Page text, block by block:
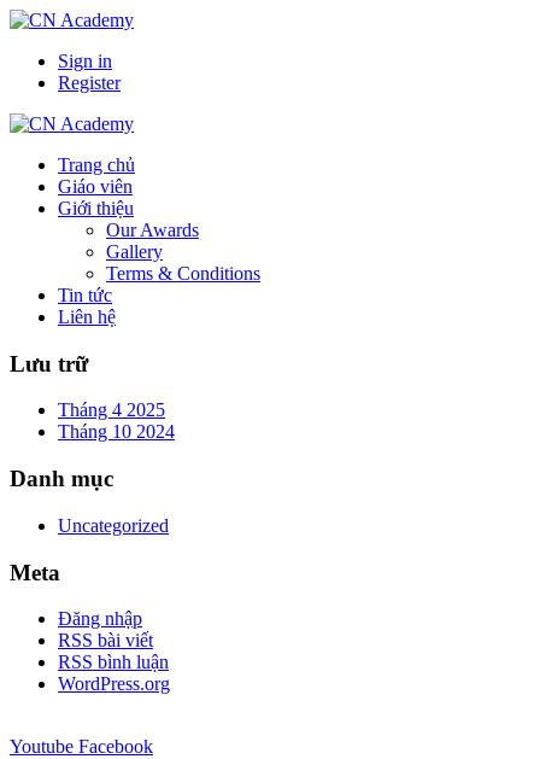
Sign in
Register
Trang chủ
Giáo viên
Giới thiệu
Our Awards
Gallery
Terms & Conditions
Tin tức
Liên hệ
Lưu trữ
Tháng 4 2025
Tháng 10 2024
Danh mục
Uncategorized
Meta
Đăng nhập
RSS bài viết
RSS bình luận
WordPress.org
Youtube Facebook